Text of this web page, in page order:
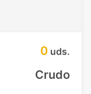
0 uds.
Crudo